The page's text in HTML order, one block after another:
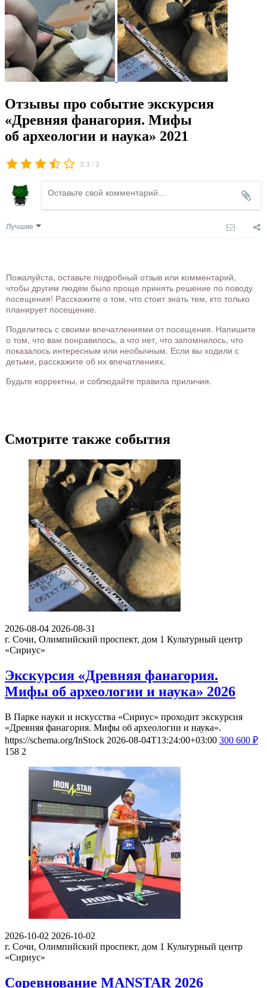
Отзывы про событие экскурсия
«Древняя фанагория. Мифы
об археологии и наука» 2021
3.3 /3
Лучшие
Пожалуйста, оставьте подробный отзыв или комментарий,
чтобы другим людям было проще принять решение по поводу
посещения! Расскажите о том, что стоит знать тем, кто только
планирует посещение.
Поделитесь с своими впечатлениями от посещения. Напишите
о том, что вам понравилось, а что нет, что запомнилось, что
показалось интересным или необычным. Если вы ходили с
детьми, расскажите об их впечатлениях.
Будьте корректны, и соблюдайте правила приличия.
Смотрите также события
2026-08-04 2026-08-31
г. Сочи, Олимпийский проспект, дом 1 Культурный центр
«Сириус»
Экскурсия «Древняя фанагория.
Мифы об археологии и наука» 2026
В Парке науки и искусства «Сириус» проходит экскурсия
«Древняя фанагория. Мифы об археологии и наука».
https://schema.org/InStock 2026-08-04T13:24:00+03:00 300 600 ₽
158 2
2026-10-02 2026-10-02
г. Сочи, Олимпийский проспект, дом 1 Культурный центр
«Сириус»
Соревнование MANSTAR 2026